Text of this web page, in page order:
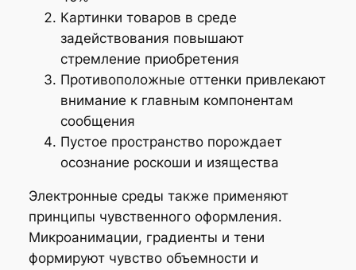
Картинки товаров в среде
задействования повышают
стремление приобретения
Противоположные оттенки привлекают
внимание к главным компонентам
сообщения
Пустое пространство порождает
осознание роскоши и изящества
Электронные среды также применяют
принципы чувственного оформления.
Микроанимации, градиенты и тени
формируют чувство объемности и